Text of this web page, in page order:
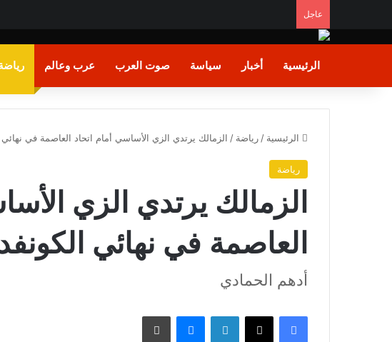
عاجل
الرئيسية أخبار سياسة صوت العرب عرب وعالم
الرئيسية / رياضة / الزمالك يرتدي الزي الأساسي أمام اتحاد العاصمة في نهائي
رياضة
الزمالك يرتدي الزي
العاصمة في نهائي
أدهم الحمادي
فيسبوك X لينكدإن ماسنجر طباعة